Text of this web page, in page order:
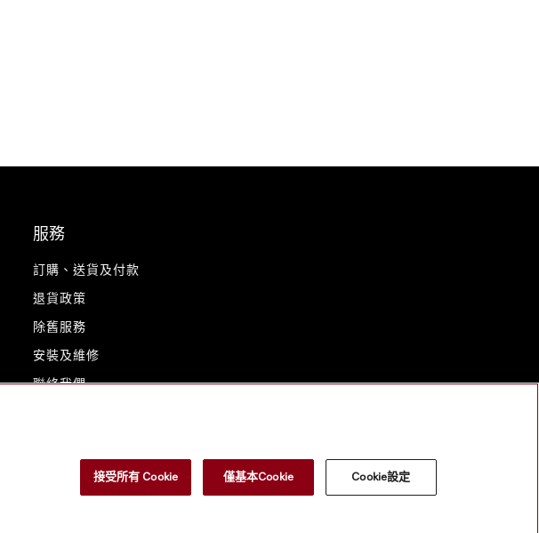
服務
訂購、送貨及付款
退貨政策
除舊服務
安裝及維修
聯絡我們
接受所有 Cookie 僅基本Cookie Cookie設定